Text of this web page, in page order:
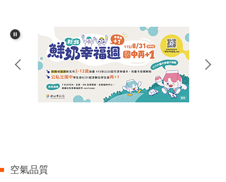
工藝美學課程
食農永續課程
數位學習影音
微軟教育帳號服務
谷歌教育帳號說明
童心加油站(圖書館)
母語日專區
校外人士入校協助教學
Winter Wonderland
英語學習平台
Story Time 繪本導讀
空氣品質